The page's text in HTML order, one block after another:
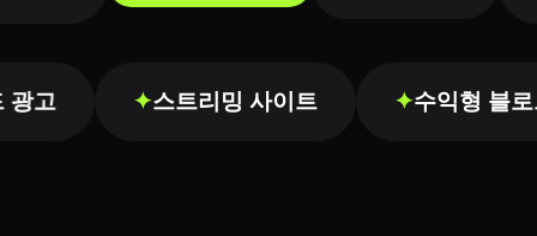
드 광고 ✦스트리밍 사이트 ✦수익형